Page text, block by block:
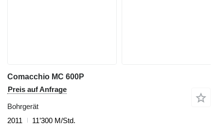
Comacchio MC 600P
Preis auf Anfrage
Bohrgerät
2011
11’300 M/Std.